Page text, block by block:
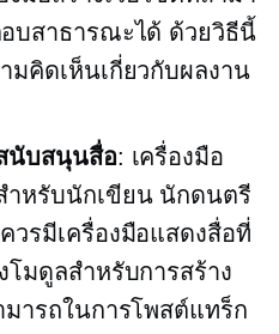
บสาธารณะได้ ด้วยวิธีนี้
มคิดเห็นเกี่ยวกับผลงาน
นับสนุนสื่อ: เครื่องมือ
ำหรับนักเขียน นักดนตรี
วรมีเครื่องมือแสดงสื่อที่
โมดูลสำหรับการสร้าง
มารถในการโพสต์แทร็ก